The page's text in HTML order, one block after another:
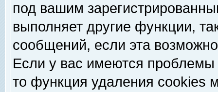
под вашим
выполняет другие функции,
сообщений, если эта
Если у вас имеются
то функция удаления cookies